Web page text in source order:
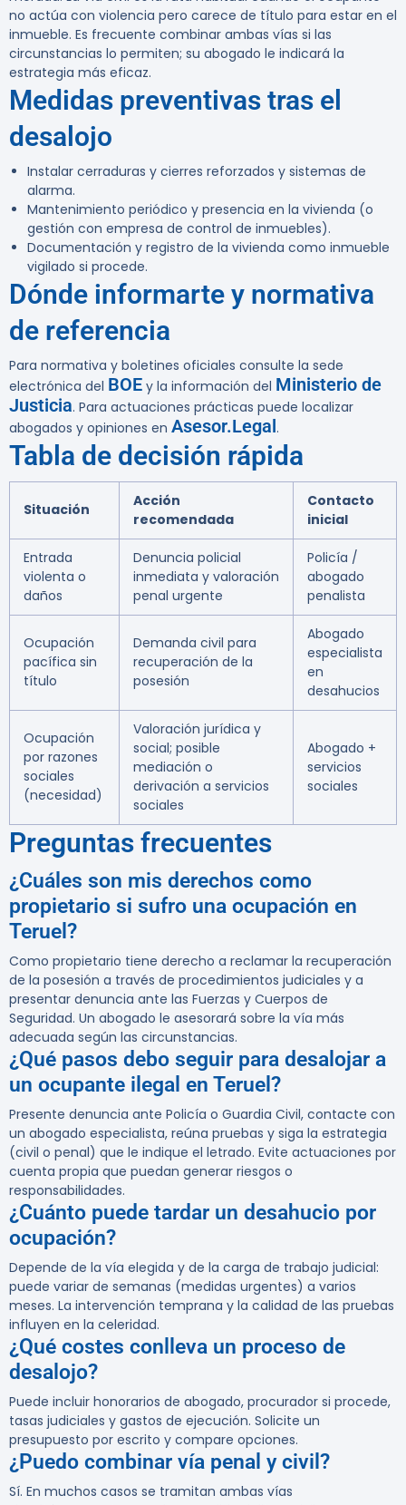
no actúa con violencia pero carece de título para estar en el
inmueble. Es frecuente combinar ambas vías si las
circunstancias lo permiten; su abogado le indicará la
estrategia más eficaz.
Medidas preventivas tras el
desalojo
Instalar cerraduras y cierres reforzados y sistemas de
alarma.
Mantenimiento periódico y presencia en la vivienda (o
gestión con empresa de control de inmuebles).
Documentación y registro de la vivienda como inmueble
vigilado si procede.
Dónde informarte y normativa
de referencia
Para normativa y boletines oficiales consulte la sede
electrónica del BOE y la información del Ministerio de
Justicia. Para actuaciones prácticas puede localizar
abogados y opiniones en Asesor.Legal.
Tabla de decisión rápida
Situación
Acción
recomendada
Contacto
inicial
Entrada
violenta o
daños
Denuncia policial
inmediata y valoración
penal urgente
Policía /
abogado
penalista
Ocupación
pacífica sin
título
Demanda civil para
recuperación de la
posesión
Abogado
especialista
en
desahucios
Ocupación
por razones
sociales
(necesidad)
Valoración jurídica y
social; posible
mediación o
derivación a servicios
sociales
Abogado +
servicios
sociales
Preguntas frecuentes
¿Cuáles son mis derechos como
propietario si sufro una ocupación en
Teruel?
Como propietario tiene derecho a reclamar la recuperación
de la posesión a través de procedimientos judiciales y a
presentar denuncia ante las Fuerzas y Cuerpos de
Seguridad. Un abogado le asesorará sobre la vía más
adecuada según las circunstancias.
¿Qué pasos debo seguir para desalojar a
un ocupante ilegal en Teruel?
Presente denuncia ante Policía o Guardia Civil, contacte con
un abogado especialista, reúna pruebas y siga la estrategia
(civil o penal) que le indique el letrado. Evite actuaciones por
cuenta propia que puedan generar riesgos o
responsabilidades.
¿Cuánto puede tardar un desahucio por
ocupación?
Depende de la vía elegida y de la carga de trabajo judicial:
puede variar de semanas (medidas urgentes) a varios
meses. La intervención temprana y la calidad de las pruebas
influyen en la celeridad.
¿Qué costes conlleva un proceso de
desalojo?
Puede incluir honorarios de abogado, procurador si procede,
tasas judiciales y gastos de ejecución. Solicite un
presupuesto por escrito y compare opciones.
¿Puedo combinar vía penal y civil?
Sí. En muchos casos se tramitan ambas vías